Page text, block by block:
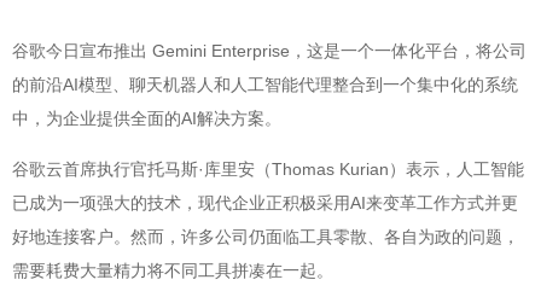
谷歌今日宣布推出 Gemini Enterprise，这是一个一体化平台，将公司
的前沿AI模型、聊天机器人和人工智能代理整合到一个集中化的系统
中，为企业提供全面的AI解决方案。
谷歌云首席执行官托马斯·库里安（Thomas Kurian）表示，人工智能
已成为一项强大的技术，现代企业正积极采用AI来变革工作方式并更
好地连接客户。然而，许多公司仍面临工具零散、各自为政的问题，
需要耗费大量精力将不同工具拼凑在一起。